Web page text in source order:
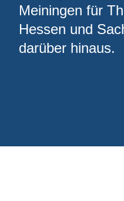
Meiningen für
Hessen und
darüber hinaus.